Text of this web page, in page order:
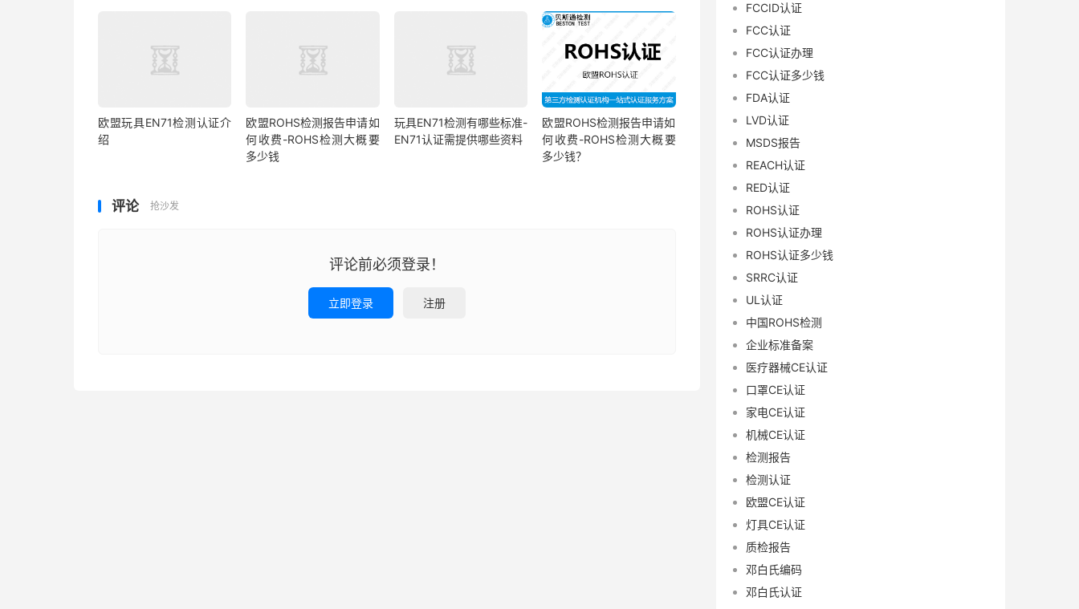
欧盟玩具EN71检测认证介
绍
欧盟ROHS检测报告申请如
何收费-ROHS检测大概要
多少钱
玩具EN71检测有哪些标准-
EN71认证需提供哪些资料
欧盟ROHS检测报告申请如
何收费-ROHS检测大概要
多少钱？
评论 抢沙发
评论前必须登录！
立即登录 注册
FCCID认证
FCC认证
FCC认证办理
FCC认证多少钱
FDA认证
LVD认证
MSDS报告
REACH认证
RED认证
ROHS认证
ROHS认证办理
ROHS认证多少钱
SRRC认证
UL认证
中国ROHS检测
企业标准备案
医疗器械CE认证
口罩CE认证
家电CE认证
机械CE认证
检测报告
检测认证
欧盟CE认证
灯具CE认证
质检报告
邓白氏编码
邓白氏认证